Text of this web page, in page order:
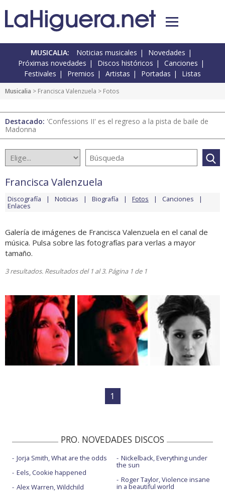
MUSICALIA: Noticias musicales
Novedades
Próximas novedades
Discos históricos
Canciones
Festivales
Premios Artistas Portadas Listas
Musicalia > Francisca Valenzuela > Fotos
Destacado: 'Confessions II' es el regreso a la pista de baile de
Madonna
Francisca Valenzuela
Discografía Noticias Biografía Fotos Canciones
Enlaces
Galería de imágenes de Francisca Valenzuela en el canal de
música. Pulsa sobre las fotografías para verlas a mayor
tamaño.
3 resultados. Resultados del 1 al 3. Página 1 de 1
1
PRO. NOVEDADES DISCOS
Jorja Smith, What are the odds
Eels, Cookie happened
Alex Warren, Wildchild
Nickelback, Everything under
the sun
Roger Taylor, Violence insane
in a beautiful world